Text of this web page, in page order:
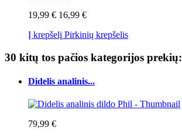
19,99 € 16,99 €
Į krepšelį Pirkinių krepšelis
30 kitų tos pačios kategorijos prekių:
Didelis analinis...
79,99 €